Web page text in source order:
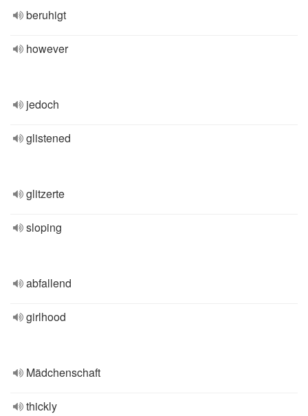
beruhigt
however
jedoch
glistened
glitzerte
sloping
abfallend
girlhood
Mädchenschaft
thickly